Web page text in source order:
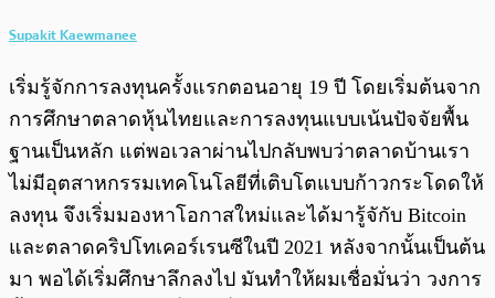
Supakit Kaewmanee
เริ่มรู้จักการลงทุนครั้งแรกตอนอายุ 19 ปี โดยเริ่มต้นจาก
การศึกษาตลาดหุ้นไทยและการลงทุนแบบเน้นปัจจัยพื้น
ฐานเป็นหลัก แต่พอเวลาผ่านไปกลับพบว่าตลาดบ้านเรา
ไม่มีอุตสาหกรรมเทคโนโลยีที่เติบโตแบบก้าวกระโดดให้
ลงทุน จึงเริ่มมองหาโอกาสใหม่และได้มารู้จักับ Bitcoin
และตลาดคริปโทเคอร์เรนซีในปี 2021 หลังจากนั้นเป็นต้น
มา พอได้เริ่มศึกษาลึกลงไป มันทำให้ผมเชื่อมั่นว่า วงการ